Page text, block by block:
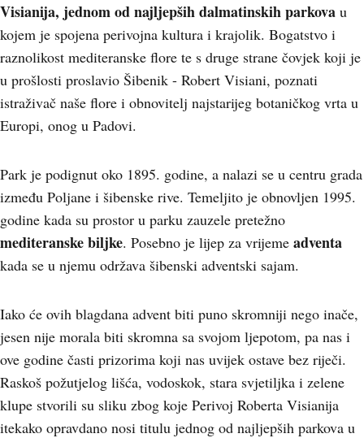
Visianija, jednom od najljepših dalmatinskih parkova u
kojem je spojena perivojna kultura i krajolik. Bogatstvo i
raznolikost mediteranske flore te s druge strane čovjek koji je
u prošlosti proslavio Šibenik - Robert Visiani, poznati
istraživač naše flore i obnovitelj najstarijeg botaničkog vrta u
Europi, onog u Padovi.
Park je podignut oko 1895. godine, a nalazi se u centru grada
između Poljane i šibenske rive. Temeljito je obnovljen 1995.
godine kada su prostor u parku zauzele pretežno
mediteranske biljke. Posebno je lijep za vrijeme adventa
kada se u njemu održava šibenski adventski sajam.
Iako će ovih blagdana advent biti puno skromniji nego inače,
jesen nije morala biti skromna sa svojom ljepotom, pa nas i
ove godine časti prizorima koji nas uvijek ostave bez riječi.
Raskoš požutjelog lišća, vodoskok, stara svjetiljka i zelene
klupe stvorili su sliku zbog koje Perivoj Roberta Visianija
itekako opravdano nosi titulu jednog od najljepših parkova u